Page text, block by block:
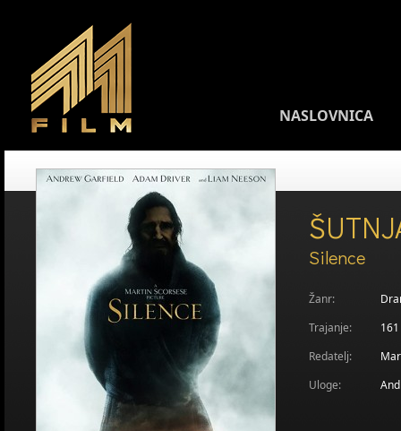
NASLOVNICA
Silence
Žanr:
Trajanje:
Redatelj:
Uloge: